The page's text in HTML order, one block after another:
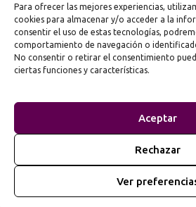
Para ofrecer las mejores experiencias,
cookies para almacenar y/o acceder a la
consentir el uso de estas tecnologías,
comportamiento de navegación o
No consentir o retirar el consentimiento
ciertas funciones y características.
Aceptar
Rechazar
Ver
Términos de
Mapa del
©2026Prime Web Infinity.
reservados.